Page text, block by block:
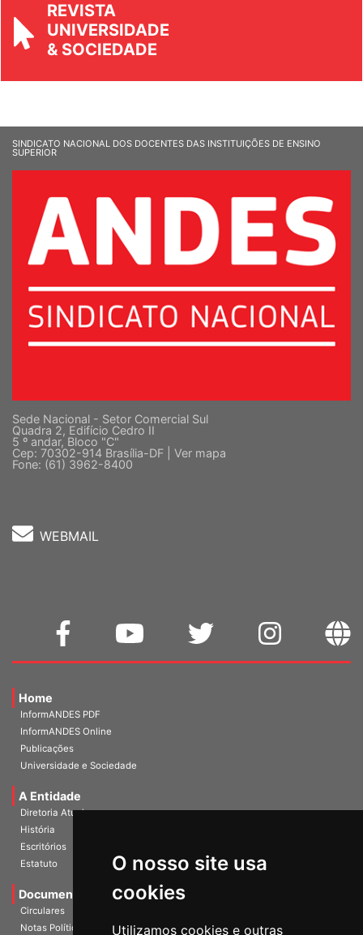
O nosso site usa
cookies
Utilizamos cookies e outras
REVISTA
UNIVERSIDADE
& SOCIEDADE
SINDICATO NACIONAL DOS DOCENTES DAS INSTITUIÇÕES DE ENSINO
SUPERIOR
Sede Nacional - Setor Comercial Sul
Quadra 2, Edifício Cedro II
5 º andar, Bloco "C"
Cep: 70302-914 Brasília-DF | Ver mapa
Fone: (61) 3962-8400
WEBMAIL
Home
InformANDES PDF
InformANDES Online
Publicações
Universidade e Sociedade
A Entidade
Diretoria Atual
História
Escritórios
Estatuto
Documentos
Circulares
Notas Políticas